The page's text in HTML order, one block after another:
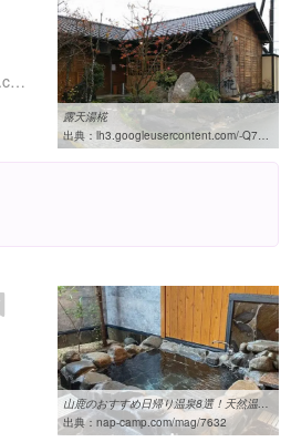
http://rotenyumomoji.web.fc2.com/
露天湯椛
出典： lh3.googleusercontent.com/-Q7qc-oH-krY/UrEhG9ariNI/AAAAAAAAAAY/F-uOq9ra6_4/w460-h310-k
山鹿のおすすめ日帰り温泉8選！天然温泉から貸切露天風呂まで | なっぷ
出典： nap-camp.com/mag/7632